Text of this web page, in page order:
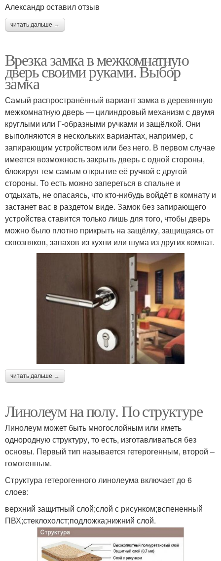
Александр оставил отзыв
читать дальше →
Врезка замка в межкомнатную
дверь своими руками. Выбор
замка
Самый распространённый вариант замка в деревянную
межкомнатную дверь — цилиндровый механизм с двумя
круглыми или Г-образными ручками и защёлкой. Они
выполняются в нескольких вариантах, например, с
запирающим устройством или без него. В первом случае
имеется возможность закрыть дверь с одной стороны,
блокируя тем самым открытие её ручкой с другой
стороны. То есть можно запереться в спальне и
отдыхать, не опасаясь, что кто-нибудь войдёт в комнату и
застанет вас в раздетом виде. Замок без запирающего
устройства ставится только лишь для того, чтобы дверь
можно было плотно прикрыть на защёлку, защищаясь от
сквозняков, запахов из кухни или шума из других комнат.
читать дальше →
Линолеум на полу. По структуре
Линолеум может быть многослойным или иметь
однородную структуру, то есть, изготавливаться без
основы. Первый тип называется гетерогенным, второй –
гомогенным.
Структура гетерогенного линолеума включает до 6
слоев:
верхний защитный слой;слой с рисунком;вспененный
ПВХ;стеклохолст;подложка;нижний слой.